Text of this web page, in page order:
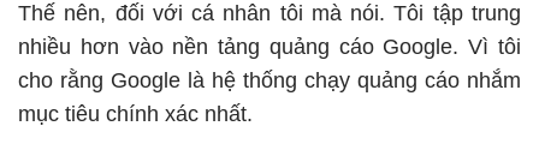
Thế nên, đối với cá nhân tôi mà nói. Tôi tập trung
nhiều hơn vào nền tảng quảng cáo Google. Vì tôi
cho rằng Google là hệ thống chạy quảng cáo nhắm
mục tiêu chính xác nhất.